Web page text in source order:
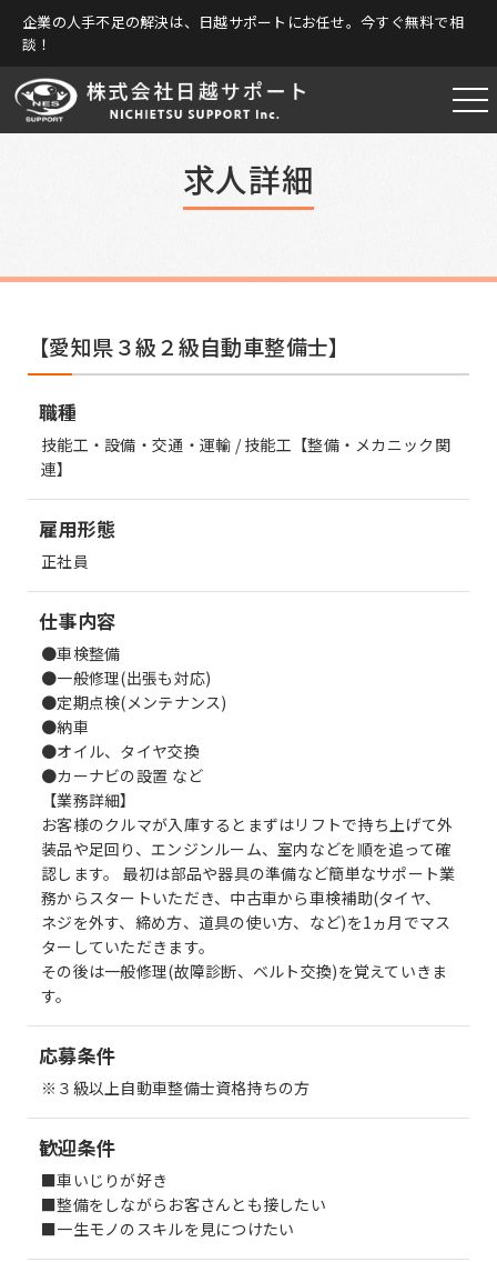
企業の人手不足の解決は、日越サポートにお任せ。今すぐ無料で相
談！
求人詳細
【愛知県３級２級自動車整備士】
職種
技能工・設備・交通・運輸 / 技能工【整備・メカニック関
連】
雇用形態
正社員
仕事内容
●車検整備
●一般修理(出張も対応)
●定期点検(メンテナンス)
●納車
●オイル、タイヤ交換
●カーナビの設置 など
【業務詳細】
お客様のクルマが入庫するとまずはリフトで持ち上げて外
装品や足回り、エンジンルーム、室内などを順を追って確
認します。 最初は部品や器具の準備など簡単なサポート業
務からスタートいただき、中古車から車検補助(タイヤ、
ネジを外す、締め方、道具の使い方、など)を1ヵ月でマス
ターしていただきます。
その後は一般修理(故障診断、ベルト交換)を覚えていきま
す。
応募条件
※３級以上自動車整備士資格持ちの方
歓迎条件
■車いじりが好き
■整備をしながらお客さんとも接したい
■一生モノのスキルを見につけたい